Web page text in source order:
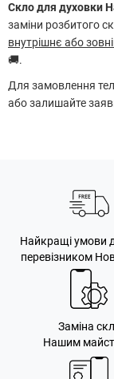
Скло для духовки
заміни розбитого
внутрішнє або
🚚.
Для замовлення
або залишайте
Найкращі умови
перевізником
Заміна
Нашим